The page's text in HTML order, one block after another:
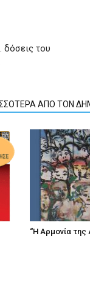
δόσεις του
ΑΠΟ ΤΟΝ
“Η Αρμονία της